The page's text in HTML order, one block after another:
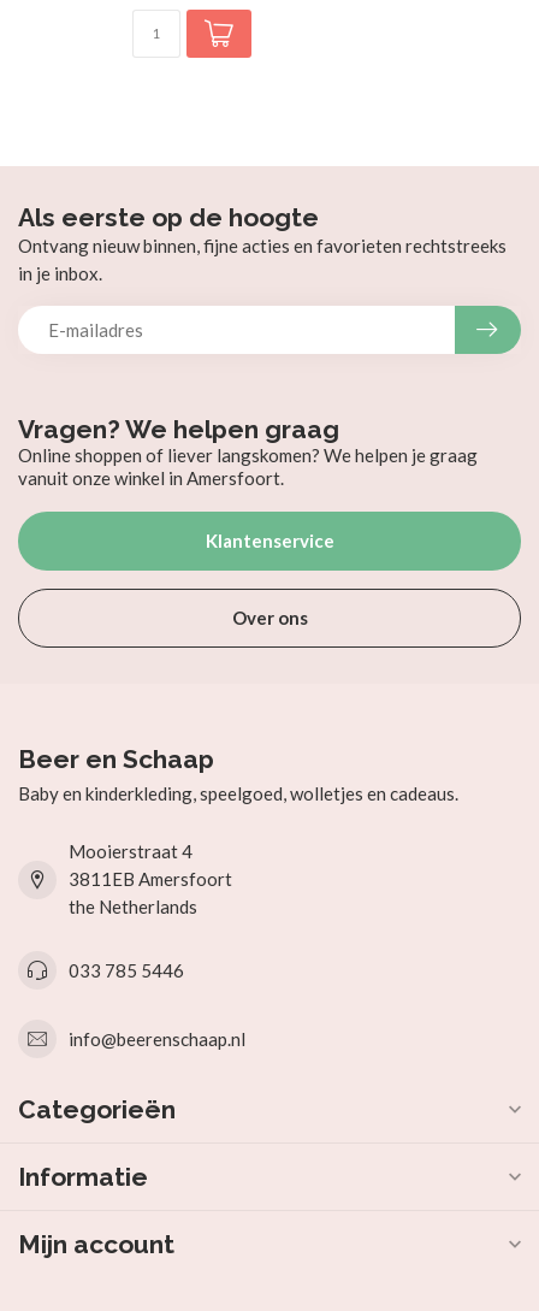
Vragen? We helpen graag
Online shoppen of liever langskomen? We helpen je graag
vanuit onze winkel in Amersfoort.
Klantenservice
Over ons
Als eerste op de hoogte
Ontvang nieuw binnen, fijne acties en favorieten rechtstreeks
in je inbox.
Beer en Schaap
Baby en kinderkleding, speelgoed, wolletjes en cadeaus.
Mooierstraat 4
3811EB Amersfoort
the Netherlands
033 785 5446
info@beerenschaap.nl
Categorieën
Informatie
Mijn account